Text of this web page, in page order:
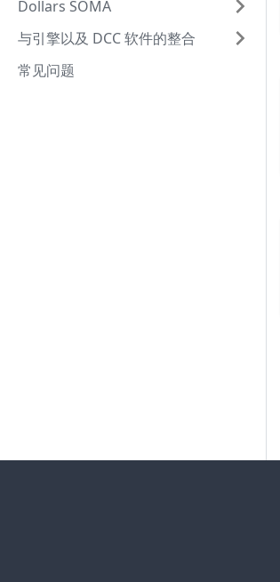
Dollars SOMA
与引擎以及 DCC 软件的整合
常见问题